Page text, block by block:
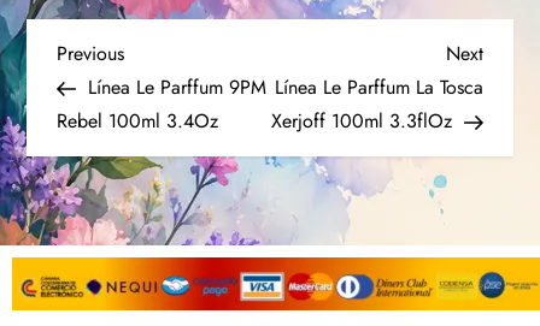
Previous
Línea Le Parffum 9PM
Rebel 100ml 3.4Oz
Next
Línea Le Parffum La Tosca
Xerjoff 100ml 3.3flOz